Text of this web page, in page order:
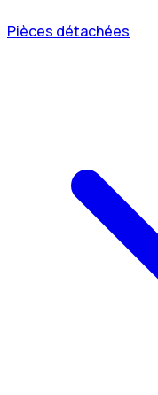
Pièces détachées